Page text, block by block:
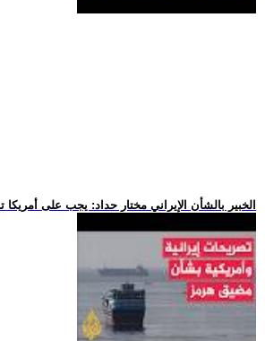
.. الخبير بالشأن الإيراني مختار حداد: يجب على أمريكا